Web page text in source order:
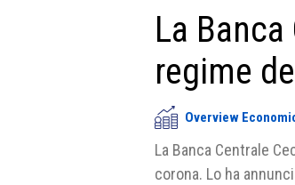
La
regime
Overview
La Banca Centrale
corona. Lo ha